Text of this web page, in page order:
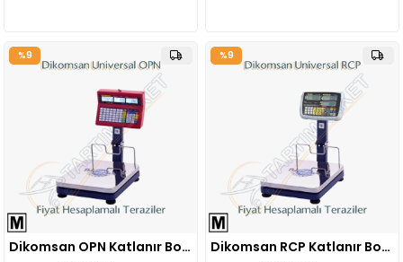
Dikomsan OPN Katlanır Boyunlu Fiyat Hesaplamalı Baskül
%9
Dikomsan RCP Katlanır Boyunlu Fiyat Hesaplamalı Baskül
%9